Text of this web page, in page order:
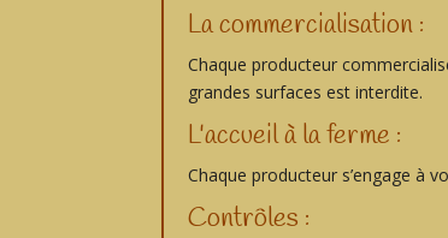
La commercialisation :
Chaque producteur
grandes surfaces est interdite.
L'accueil à la ferme :
Chaque producteur s’engage à
Contrôles :